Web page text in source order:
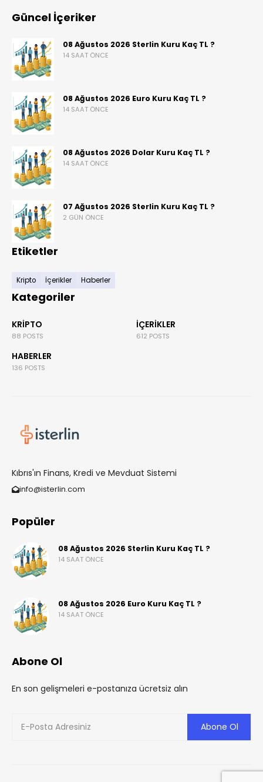
Güncel İçeriker
08 Ağustos 2026 Sterlin Kuru Kaç TL ?
14 SAAT ÖNCE
08 Ağustos 2026 Euro Kuru Kaç TL ?
14 SAAT ÖNCE
08 Ağustos 2026 Dolar Kuru Kaç TL ?
14 SAAT ÖNCE
07 Ağustos 2026 Sterlin Kuru Kaç TL ?
2 GÜN ÖNCE
Etiketler
Kripto İçerikler Haberler
Kategoriler
KRIPTO
88 POSTS
İÇERIKLER
612 POSTS
HABERLER
136 POSTS
Kıbrıs'ın Finans, Kredi ve Mevduat Sistemi
info@isterlin.com
Popüler
08 Ağustos 2026 Sterlin Kuru Kaç TL ?
14 SAAT ÖNCE
08 Ağustos 2026 Euro Kuru Kaç TL ?
14 SAAT ÖNCE
Abone Ol
En son gelişmeleri e-postanıza ücretsiz alın